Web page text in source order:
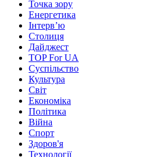
Точка зору
Енергетика
Інтерв’ю
Столиця
Дайджест
TOP For UA
Суспiльство
Культура
Світ
Економіка
Політика
Війна
Спорт
Здоров'я
Технології